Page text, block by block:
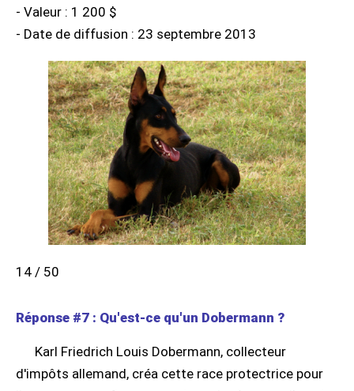
- Valeur : 1 200 $
- Date de diffusion : 23 septembre 2013
14 / 50
Réponse #7 : Qu'est-ce qu'un Dobermann ?
Karl Friedrich Louis Dobermann, collecteur
d'impôts allemand, créa cette race protectrice pour